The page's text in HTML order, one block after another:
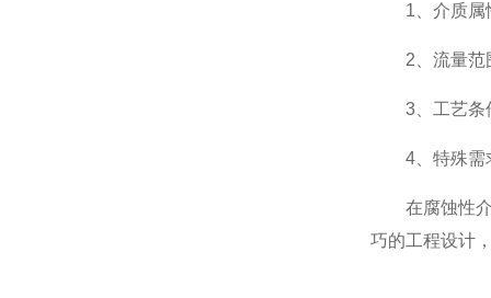
1、介质属性
2、流量范围
3、工艺条件
4、特殊需求
在腐蚀性介
巧的工程设计